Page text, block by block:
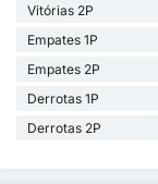
Vitórias 2P
Empates 1P
Empates 2P
Derrotas 1P
Derrotas 2P